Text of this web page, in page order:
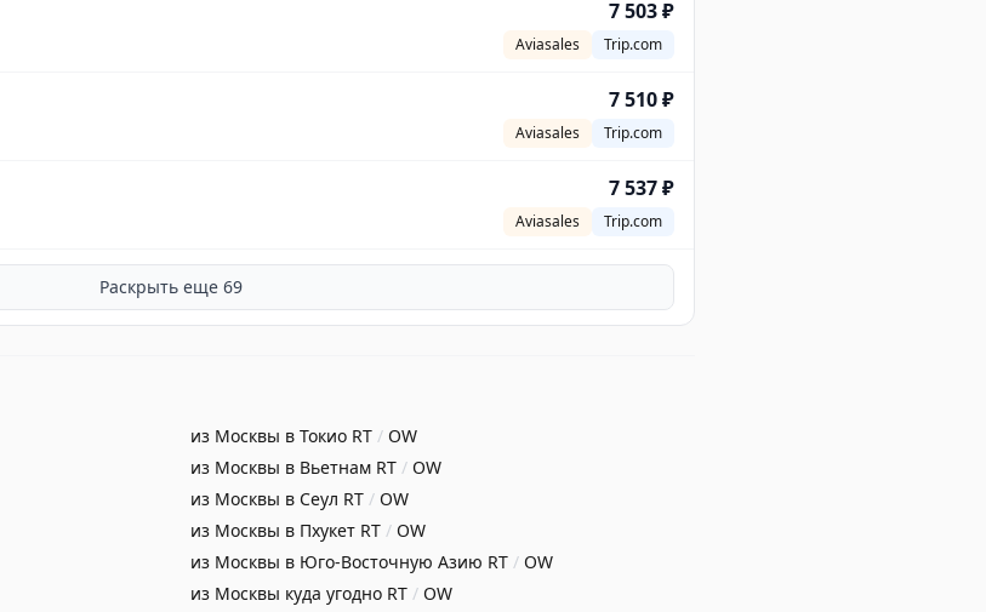
7 503 ₽
Aviasales Trip.com
7 510 ₽
Aviasales Trip.com
7 537 ₽
Aviasales Trip.com
Раскрыть еще 69
из Москвы в Токио RT / OW
из Москвы в Вьетнам RT / OW
из Москвы в Сеул RT / OW
из Москвы в Пхукет RT / OW
из Москвы в Юго-Восточную Азию RT / OW
из Москвы куда угодно RT / OW